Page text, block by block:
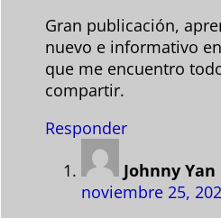
Gran publicación,
nuevo e informativo
que me encuentro
compartir.
Responder
Johnny Yan
noviembre 25,